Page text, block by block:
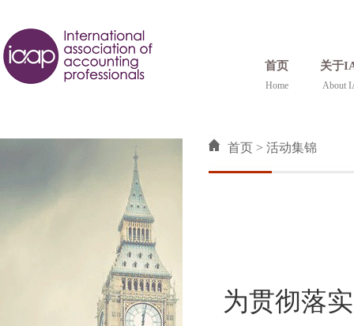
首页
Home
关于
About
首页 > 活动集锦
为贯彻落